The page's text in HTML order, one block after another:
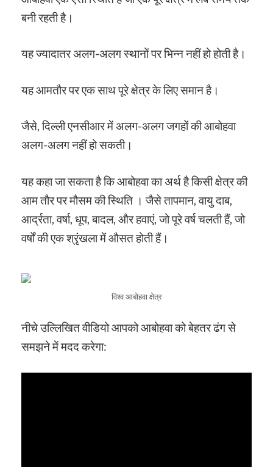
बनी रहती है।
यह ज्यादातर अलग-अलग स्थानों पर भिन्न नहीं हो होती है।
यह आमतौर पर एक साथ पूरे क्षेत्र के लिए समान है।
जैसे, दिल्ली एनसीआर में अलग-अलग जगहों की आबोहवा
अलग-अलग नहीं हो सकती।
यह कहा जा सकता है कि आबोहवा का अर्थ है किसी क्षेत्र की
आम तौर पर मौसम की स्थिति । जैसे तापमान, वायु दाब,
आर्द्रता, वर्षा, धूप, बादल, और हवाएं, जो पूरे वर्ष चलती हैं, जो
वर्षों की एक श्रृंखला में औसत होती हैं।
विश्व आबोहवा क्षेत्र
नीचे उल्लिखित वीडियो आपको आबोहवा को बेहतर ढंग से
समझने में मदद करेगा: